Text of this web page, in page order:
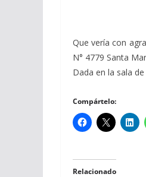
Que vería con
N° 4779 Santa
Dada en la sala
Compártelo:
Relacionado